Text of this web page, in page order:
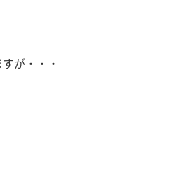
が・・・